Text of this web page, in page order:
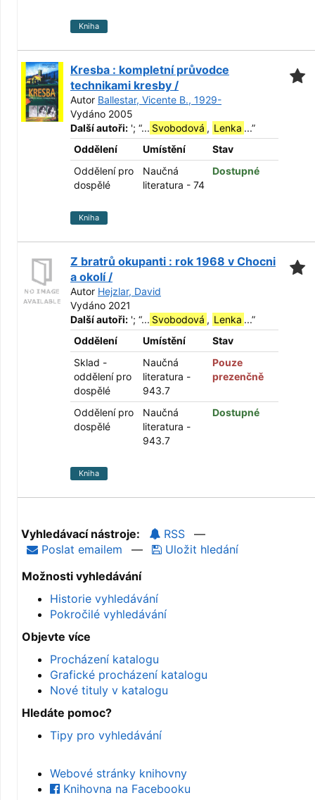
Kniha
Kresba : kompletní průvodce
technikami kresby /
Autor Ballestar, Vicente B., 1929-
Vydáno 2005
Další autoři: '; “... Svobodová , Lenka ...”
Oddělení
Umístění
Stav
Oddělení pro
dospělé
Naučná
literatura - 74
Dostupné
Kniha
Z bratrů okupanti : rok 1968 v Chocni
a okolí /
Autor Hejzlar, David
Vydáno 2021
Další autoři: '; “... Svobodová , Lenka ...”
Oddělení
Umístění
Stav
Sklad -
oddělení pro
dospělé
Naučná
literatura -
943.7
Pouze
prezenčně
Oddělení pro
dospělé
Naučná
literatura -
943.7
Dostupné
Kniha
Vyhledávací nástroje: RSS
—
Poslat emailem
—
Uložit hledání
Možnosti vyhledávání
Historie vyhledávání
Pokročilé vyhledávání
Objevte více
Procházení katalogu
Grafické procházení katalogu
Nové tituly v katalogu
Hledáte pomoc?
Tipy pro vyhledávání
Webové stránky knihovny
Knihovna na Facebooku